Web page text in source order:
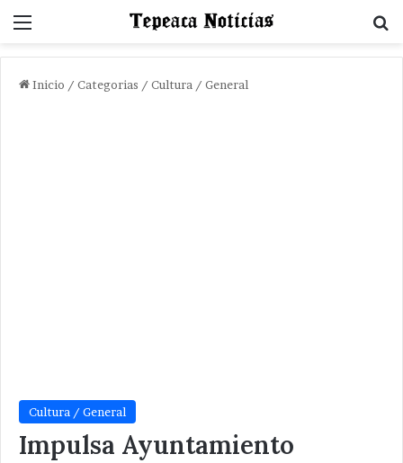
Menu
Inicio / Categorias / Cultura / General
Cultura / General
Impulsa Ayuntamiento